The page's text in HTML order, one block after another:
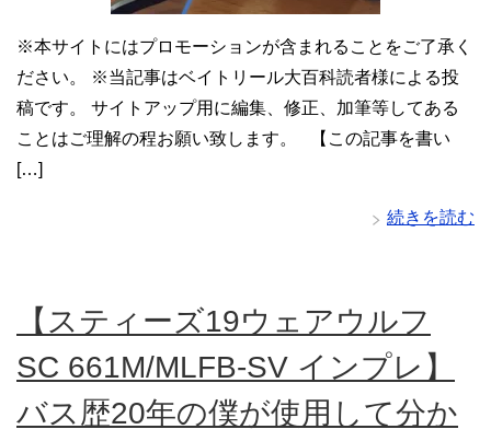
※本サイトにはプロモーションが含まれることをご了承く
ださい。 ※当記事はベイトリール大百科読者様による投
稿です。 サイトアップ用に編集、修正、加筆等してある
ことはご理解の程お願い致します。 【この記事を書い
[…]
続きを読む
【スティーズ19ウェアウルフ
SC 661M/MLFB-SV インプレ】
バス歴20年の僕が使用して分か